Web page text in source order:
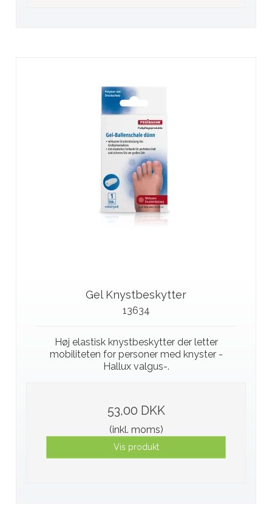
Gel Knystbeskytter
13634
Høj elastisk knystbeskytter der letter
mobiliteten for personer med knyster -
Hallux valgus-.
53,00 DKK
(inkl. moms)
Vis produkt